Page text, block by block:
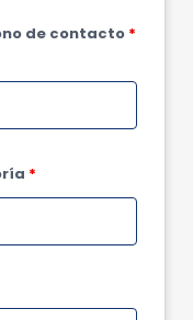
de contacto *
*